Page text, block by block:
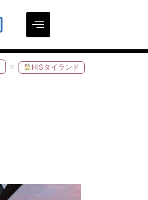
HISタイランド